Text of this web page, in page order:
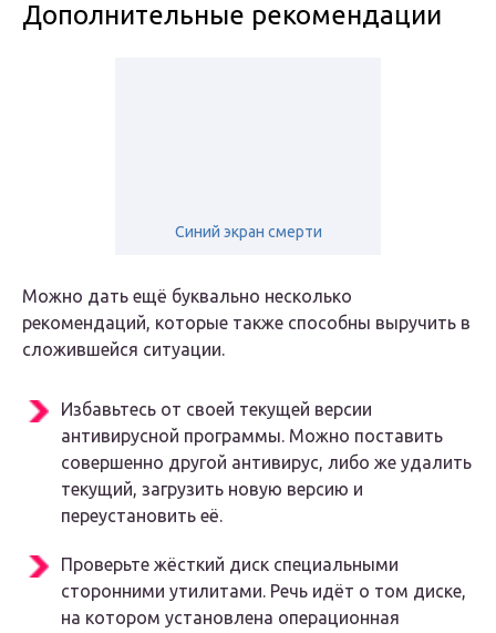
Дополнительные рекомендации
Синий экран смерти
Можно дать ещё буквально несколько
рекомендаций, которые также способны выручить в
сложившейся ситуации.
Избавьтесь от своей текущей версии
антивирусной программы. Можно поставить
совершенно другой антивирус, либо же удалить
текущий, загрузить новую версию и
переустановить её.
Проверьте жёсткий диск специальными
сторонними утилитами. Речь идёт о том диске,
на котором установлена операционная